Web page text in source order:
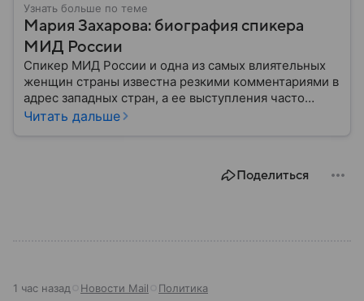
Узнать больше по теме
Мария Захарова: биография спикера
МИД России
Спикер МИД России и одна из самых влиятельных
женщин страны известна резкими комментариями в
адрес западных стран, а ее выступления часто
оказываются в центре внимания СМИ. Собрали
Читать дальше
Поделиться
1 час назад Новости Mail Политика